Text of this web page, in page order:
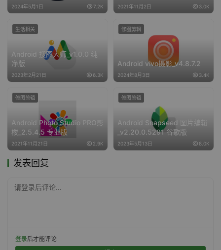
2024年5月1日 7.2K 2021年11月2日 3.0K
Android 搜图大师_v1.0.0 纯
净版
2023年2月21日 6.3K
生活相关
Android vivo摄影_v4.8.7.2
2024年8月3日 3.4K
修图剪辑
Android Photo Studio PRO影
楼_2.5.4.5 专业版
2021年11月21日 2.9K
修图剪辑
Android Snapseed 图片编辑
_v2.20.0.5291 谷歌版
2023年5月13日 8.0K
修图剪辑
发表回复
请登录后评论...
登录后才能评论